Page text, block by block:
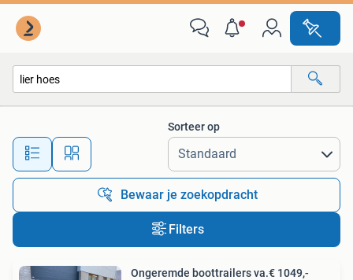
Alle afstanden…
Sorteer op
Bewaar je zoekopdracht
Filters
Ongeremde boottrailers va.€ 1049,-